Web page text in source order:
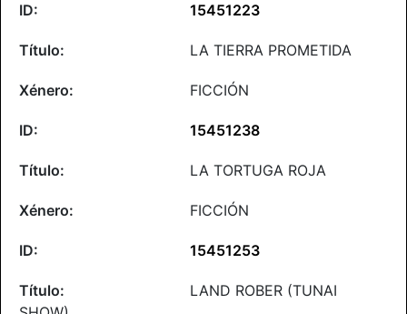
15451223
LA TIERRA PROMETIDA
FICCIÓN
15451238
LA TORTUGA ROJA
FICCIÓN
15451253
LAND ROBER (TUNAI